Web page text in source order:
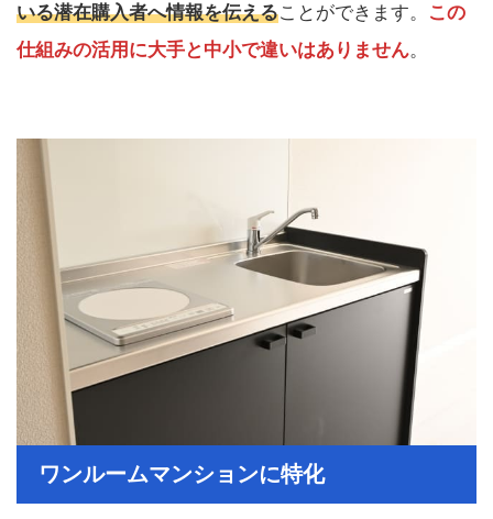
いる潜在購入者へ情報を伝えることができます。
この
仕組みの活用に大手と中小で違いはありません。
ワンルームマンションに特化